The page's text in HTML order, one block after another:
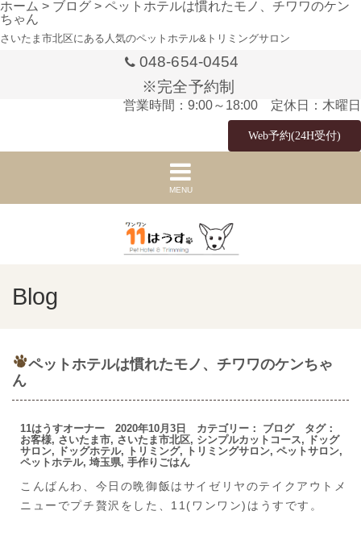
ホーム > ブログ > ペットホテルは慣れたモノ、チワワのケン
ちゃん
さいたま市北区にある人気のペットホテル&トリミングサロン
048-654-0454
※完全予約制
営業時間：9:00～18:00 定休日：木曜日
Web予約(24H受付)
MENU
Blog
ペットホテルは慣れたモノ、チワワのケンちゃ
ん
11はうすオーナー 2020年10月3日 カテゴリー： ブログタグ：
お客様, さいたま市, さいたま市北区, シンプルカットコース,
ドッグ
サロン, ドッグホテル, トリミング, トリミングサロン, ペットサロン,
ペットホテル, 埼玉県, 手作りごはん
こんばんわ、今日の晩御飯はサイゼリヤのテイクアウトメ
ニューでプチ贅沢をした、11(ワンワン)はうすです。